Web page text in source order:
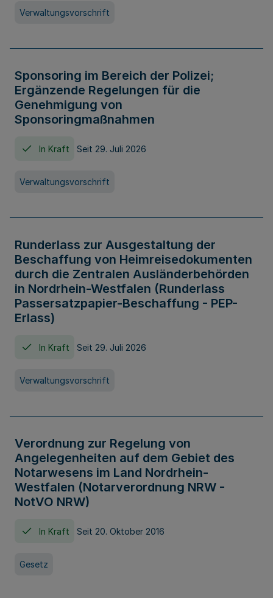
Verwaltungsvorschrift
Sponsoring im Bereich der Polizei;
Ergänzende Regelungen für die
Genehmigung von
Sponsoringmaßnahmen
In Kraft Seit 29. Juli 2026
Verwaltungsvorschrift
Runderlass zur Ausgestaltung der
Beschaffung von Heimreisedokumenten
durch die Zentralen Ausländerbehörden
in Nordrhein-Westfalen (Runderlass
Passersatzpapier-Beschaffung - PEP-
Erlass)
In Kraft Seit 29. Juli 2026
Verwaltungsvorschrift
Verordnung zur Regelung von
Angelegenheiten auf dem Gebiet des
Notarwesens im Land Nordrhein-
Westfalen (Notarverordnung NRW -
NotVO NRW)
In Kraft Seit 20. Oktober 2016
Gesetz